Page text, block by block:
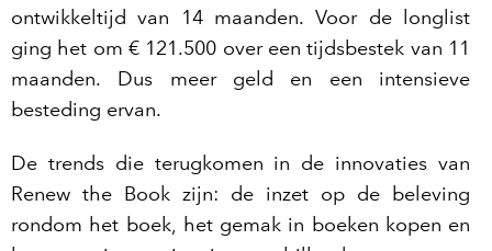
ontwikkeltijd van 14 maanden. Voor de longlist
ging het om € 121.500 over een tijdsbestek van 11
maanden. Dus meer geld en een intensieve
besteding ervan.
De trends die terugkomen in de innovaties van
Renew the Book zijn: de inzet op de beleving
rondom het boek, het gemak in boeken kopen en